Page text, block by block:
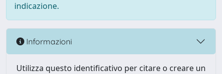
indicazione.
Informazioni
Utilizza questo identificativo per citare o creare un